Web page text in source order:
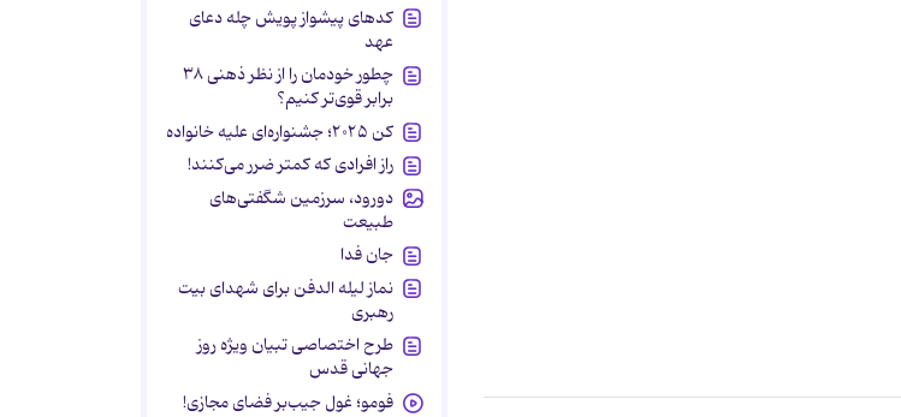
کدهای پیشواز پویش چله دعای
عهد
چطور خودمان را از نظر ذهنی ۳۸
برابر قوی‌تر کنیم؟
کن ۲۰۲۵؛ جشنواره‌ای علیه خانواده
راز افرادی که کمتر ضرر می‌کنند!
دورود، سرزمین شگفتی‌های
طبیعت
جان فدا
نماز لیله الدفن برای شهدای بیت
رهبری
طرح اختصاصی تبیان ویژه روز
جهانی قدس
فومو؛ غول جیب‌بر فضای مجازی!